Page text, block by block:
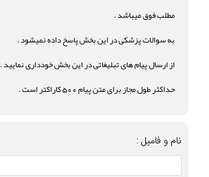
مطلب فوق میباشد .
به سوالات پزشکی در این بخش پاسخ داده نمیشود .
از ارسال پیام های تبلیغاتی در این بخش خودداری نمایید .
حداکثر طول مجاز برای متن پیام 500 کاراکتر است .
نام و فامیل :